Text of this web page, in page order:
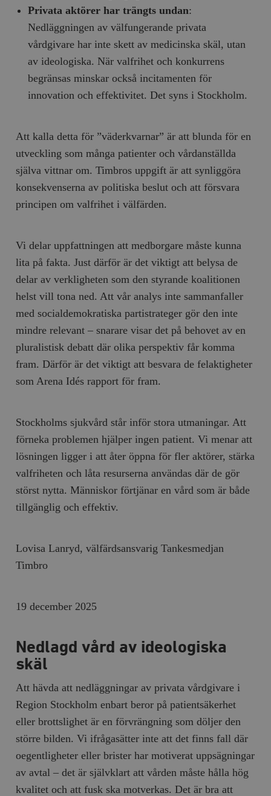
Privata aktörer har trängts undan:
Nedläggningen av välfungerande privata
vårdgivare har inte skett av medicinska skäl, utan
av ideologiska. När valfrihet och konkurrens
begränsas minskar också incitamenten för
innovation och effektivitet. Det syns i Stockholm.
Att kalla detta för ”väderkvarnar” är att blunda för en
utveckling som många patienter och vårdanställda
själva vittnar om. Timbros uppgift är att synliggöra
konsekvenserna av politiska beslut och att försvara
principen om valfrihet i välfärden.
Vi delar uppfattningen att medborgare måste kunna
lita på fakta. Just därför är det viktigt att belysa de
delar av verkligheten som den styrande koalitionen
helst vill tona ned. Att vår analys inte sammanfaller
med socialdemokratiska partistrateger gör den inte
mindre relevant – snarare visar det på behovet av en
pluralistisk debatt där olika perspektiv får komma
fram. Därför är det viktigt att besvara de felaktigheter
som Arena Idés rapport för fram.
Stockholms sjukvård står inför stora utmaningar. Att
förneka problemen hjälper ingen patient. Vi menar att
lösningen ligger i att åter öppna för fler aktörer, stärka
valfriheten och låta resurserna användas där de gör
störst nytta. Människor förtjänar en vård som är både
tillgänglig och effektiv.
Lovisa Lanryd, välfärdsansvarig Tankesmedjan
Timbro
19 december 2025
Nedlagd vård av ideologiska
skäl
Att hävda att nedläggningar av privata vårdgivare i
Region Stockholm enbart beror på patientsäkerhet
eller brottslighet är en förvrängning som döljer den
större bilden. Vi ifrågasätter inte att det finns fall där
oegentligheter eller brister har motiverat uppsägningar
av avtal – det är självklart att vården måste hålla hög
kvalitet och att fusk ska motverkas. Det är bra att